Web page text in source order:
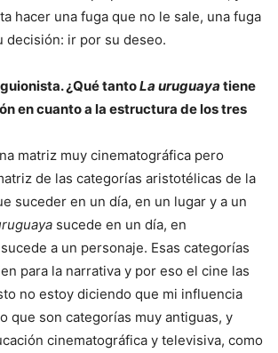
hacer una fuga que no le sale, una fuga
decisión: ir por su deseo.
¿Qué tantoLa uruguaya tiene
en cuanto a la estructura de los tres
matriz muy cinematográfica pero
de las categorías aristotélicas de la
suceder en un día, en un lugar y a un
sucede en un día, en
a un personaje. Esas categorías
para la narrativa y por eso el cine las
no estoy diciendo que mi influencia
que son categorías muy antiguas, y
cinematográfica y televisiva, como